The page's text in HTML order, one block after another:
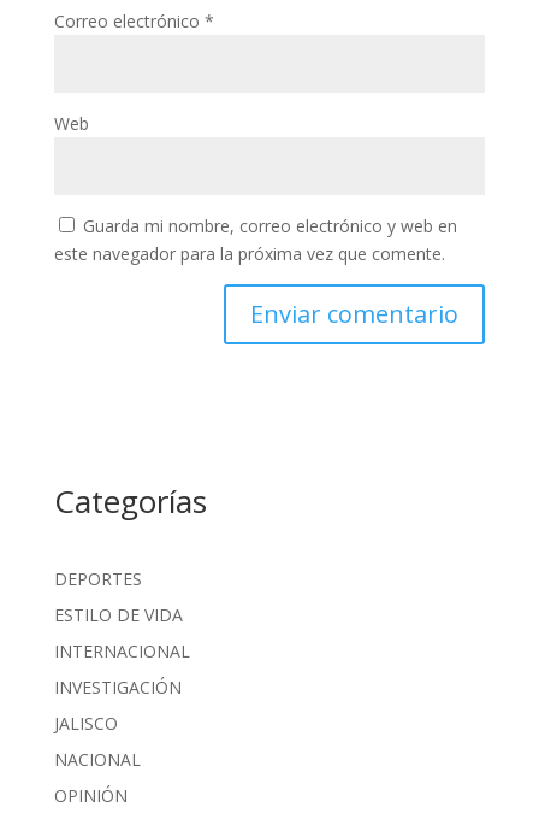
Correo electrónico *
Web
Guarda mi nombre, correo electrónico y web en
este navegador para la próxima vez que comente.
Categorías
DEPORTES
ESTILO DE VIDA
INTERNACIONAL
INVESTIGACIÓN
JALISCO
NACIONAL
OPINIÓN